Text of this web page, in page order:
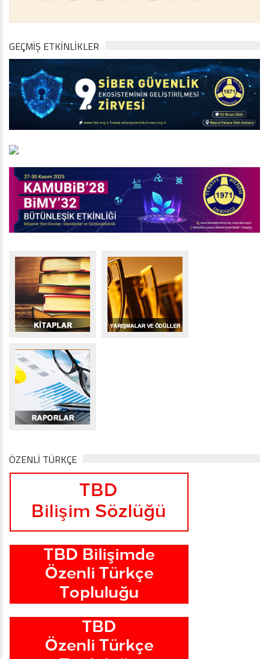
GEÇMİŞ ETKİNLİKLER
ÖZENLİ TÜRKÇE